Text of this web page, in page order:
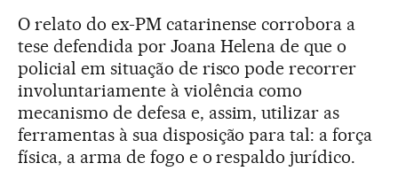
O relato do ex-PM catarinense corrobora a
tese defendida por Joana Helena de que o
policial em situação de risco pode recorrer
involuntariamente à violência como
mecanismo de defesa e, assim, utilizar as
ferramentas à sua disposição para tal: a força
física, a arma de fogo e o respaldo jurídico.